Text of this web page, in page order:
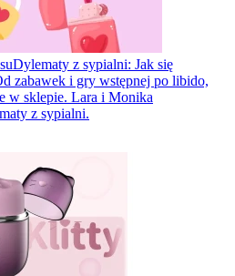
Dylematy z sypialni: Jak się
zabawek i gry wstępnej po libido,
w sklepie. Lara i Monika
z sypialni.